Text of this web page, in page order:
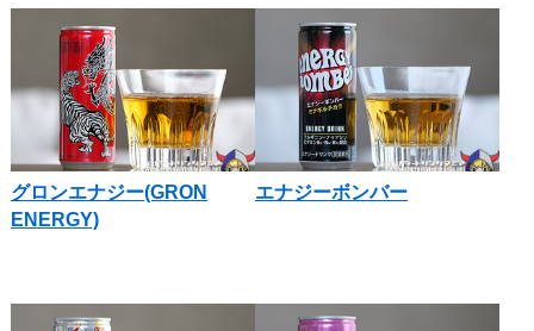
グロンエナジー(GRON
ENERGY)
エナジーボンバー